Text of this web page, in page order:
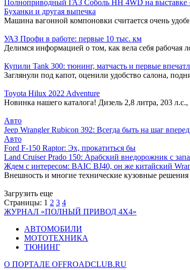
Полноприводный ГАЗ Соболь НН 4WD на выставке
Буханки и другая выпечка
Машина вагонной компоновки считается очень
УАЗ Профи в работе: первые 10 тыс. км
Делимся информацией о том, как вела себя рабочая
Купили Tank 300: тюнинг, матчасть и первые
Заглянули под капот, оценили удобство салона,
Toyota Hilux 2022 Adventure
Новинка нашего каталога! Дизель 2,8 литра, 203
Авто
Jeep Wrangler Rubicon 392: Всегда быть на шаг
Авто
Ford F-150 Raptor: Эх, прокатиться бы
Land Cruiser Prado 150: Арабский внедорожник с
Ждем с интересом: BAIC BJ40, он же китайский
Внешность и многие технические кузовные
Загрузить еще
Страницы: 1 2 3 4
ЖУРНАЛ «ПОЛНЫЙ ПРИВОД 4Х4»
АВТОМОБИЛИ
МОТОТЕХНИКА
ТЮНИНГ
О ПОРТАЛЕ OFFROADCLUB.RU